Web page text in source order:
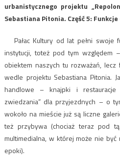
urbanistycznego projektu
Sebastiana Pitonia. Część 5:
Pałac Kultury od lat pełni swoje
instytucji, toteż pod tym
obiektem naszych tu rozważań,
wedle projektu Sebastiana Pitonia.
handlowe – knajpki i
zwiedzania” dla przyjezdnych – o
wokoło na mieście już są liczne
też przybywa (chociaż teraz pod
multimedialna, w której może nie
epoki).